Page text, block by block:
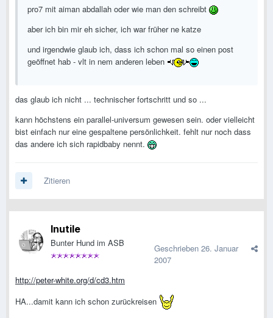
pro7 mit aiman abdallah oder wie man den schreibt
aber ich bin mir eh sicher, ich war früher ne katze
und irgendwie glaub ich, dass ich schon mal so einen post
geöffnet hab - vlt in nem anderen leben
das glaub ich nicht ... technischer fortschritt und so ...
kann höchstens ein parallel-universum gewesen sein. oder vielleicht
bist einfach nur eine gespaltene persönlichkeit. fehlt nur noch dass
das andere ich sich rapidbaby nennt.
Zitieren
Inutile
Bunter Hund im ASB Geschrieben 26. Januar
2007
http://peter-white.org/d/cd3.htm
HA...damit kann ich schon zurückreisen